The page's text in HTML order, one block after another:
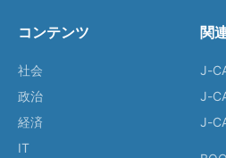
コンテンツ
社会
政治
経済
IT
関
J-
J-
J-